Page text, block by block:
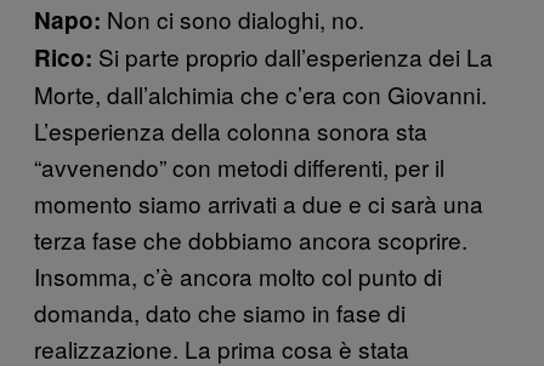
Napo: Non ci sono dialoghi, no.
Rico: Si parte proprio dall’esperienza dei La
Morte, dall’alchimia che c’era con Giovanni.
L’esperienza della colonna sonora sta
“avvenendo” con metodi differenti, per il
momento siamo arrivati a due e ci sarà una
terza fase che dobbiamo ancora scoprire.
Insomma, c’è ancora molto col punto di
domanda, dato che siamo in fase di
realizzazione. La prima cosa è stata